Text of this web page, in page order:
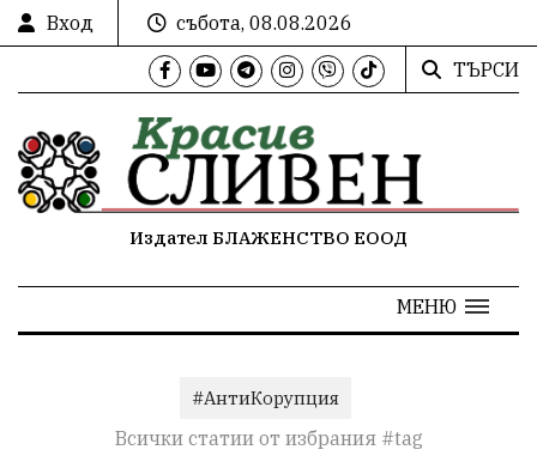
Вход
събота, 08.08.2026
ТЪРСИ
Издател БЛАЖЕНСТВО ЕООД
МЕНЮ
#АнтиКорупция
Всички статии от избрания #tag